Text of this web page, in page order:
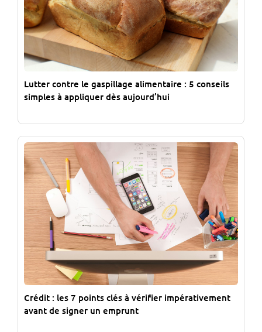
Lutter contre le gaspillage alimentaire : 5 conseils
simples à appliquer dès aujourd’hui
Crédit : les 7 points clés à vérifier impérativement
avant de signer un emprunt